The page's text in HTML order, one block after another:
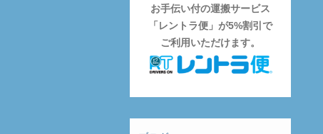
お手伝い付の運搬サービス
「レントラ便」が5%割引で
ご利用いただけます。